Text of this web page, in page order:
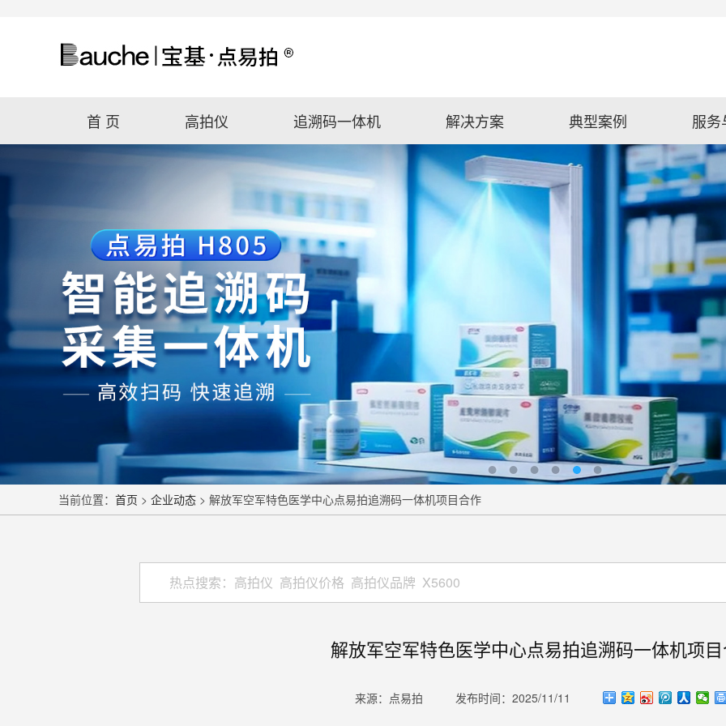
首 页 高拍仪 追溯码一体机 解决方案 典型案例 服务
当前位置： 首页 > 企业动态 > 解放军空军特色医学中心点易拍追溯码一体机项目合作
解放军空军特色医学中心点易拍追溯码一体机项
来源：点易拍 发布时间：2025/11/11